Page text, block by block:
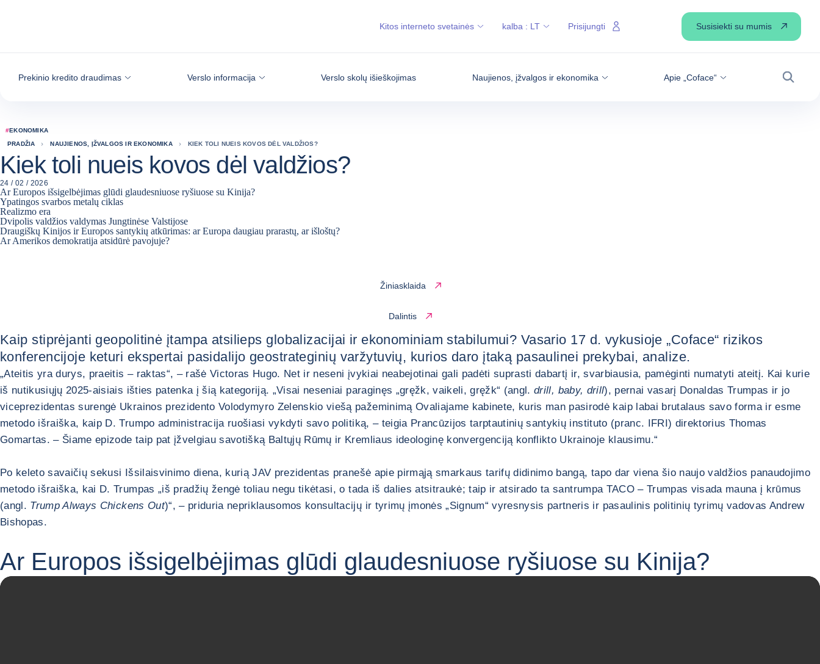
Prekinio kredito draudimas Verslo informacija Verslo skolų išieškojimas Naujienos, įžvalgos ir ekonomika Apie „Coface“
Paieška
Kitos interneto svetainės kalba : LT Prisijungti Susisiekti su mumis
#EKONOMIKA
PRADŽIA
NAUJIENOS, ĮŽVALGOS IR EKONOMIKA KIEK TOLI NUEIS KOVOS DĖL VALDŽIOS?
Kiek toli nueis kovos dėl valdžios?
24 / 02 / 2026
Ar Europos išsigelbėjimas glūdi glaudesniuose ryšiuose su Kinija?
Ypatingos svarbos metalų ciklas
Realizmo era
Dvipolis valdžios valdymas Jungtinėse Valstijose
Draugiškų Kinijos ir Europos santykių atkūrimas: ar Europa daugiau prarastų, ar išloštų?
Ar Amerikos demokratija atsidūrė pavojuje?
Žiniasklaida
Dalintis
Kaip stiprėjanti geopolitinė įtampa atsilieps globalizacijai ir ekonominiam stabilumui? Vasario 17 d. vykusioje „Coface“ rizikos
konferencijoje keturi ekspertai pasidalijo geostrateginių varžytuvių, kurios daro įtaką pasaulinei prekybai, analize.
„Ateitis yra durys, praeitis – raktas“, – rašė Victoras Hugo. Net ir neseni įvykiai neabejotinai gali padėti suprasti dabartį ir, svarbiausia, pamėginti numatyti ateitį. Kai kurie
iš nutikusiųjų 2025-aisiais išties patenka į šią kategoriją. „Visai neseniai paraginęs „gręžk, vaikeli, gręžk“ (angl.drill, baby, drill), pernai vasarį Donaldas Trumpas ir jo
viceprezidentas surengė Ukrainos prezidento Volodymyro Zelenskio viešą pažeminimą Ovaliajame kabinete, kuris man pasirodė kaip labai brutalaus savo forma ir esme
metodo išraiška, kaip D. Trumpo administracija ruošiasi vykdyti savo politiką, – teigia Prancūzijos tarptautinių santykių instituto (pranc. IFRI) direktorius Thomas
Gomartas. – Šiame epizode taip pat įžvelgiau savotišką Baltųjų Rūmų ir Kremliaus ideologinę konvergenciją konflikto Ukrainoje klausimu.“
Po keleto savaičių sekusi Išsilaisvinimo diena, kurią JAV prezidentas pranešė apie pirmąją smarkaus tarifų didinimo bangą, tapo dar viena šio naujo valdžios panaudojimo
metodo išraiška, kai D. Trumpas „iš pradžių žengė toliau negu tikėtasi, o tada iš dalies atsitraukė; taip ir atsirado ta santrumpa TACO – Trumpas visada mauna į krūmus
(angl. Trump Always Chickens Out)“, – priduria nepriklausomos konsultacijų ir tyrimų įmonės „Signum“ vyresnysis partneris ir pasaulinis politinių tyrimų vadovas Andrew
Bishopas.
Ar Europos išsigelbėjimas glūdi glaudesniuose ryšiuose su Kinija?